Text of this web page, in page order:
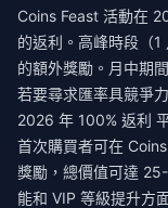
Coins Feast 活動在
的返利。高峰時段（
的額外獎勵。月中期
若要尋求匯率具競爭
2026 年 100% 返利
首次購買者可在
獎勵，總價值可達
能和 VIP 等級提升方